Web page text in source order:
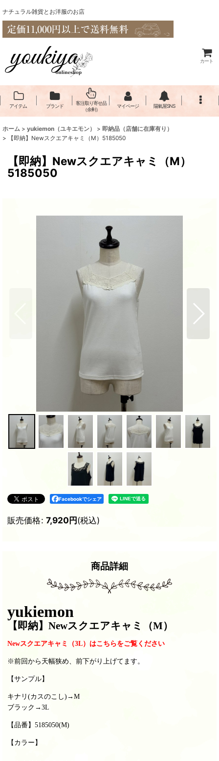
ナチュラル雑貨とお洋服のお店
カート
アイテム ブランド
客注取り寄せ品
（余剰）
マイページ 陽氣屋SNS
ホーム > yukiemon（ユキエモン） > 即納品（店舗に在庫有り）
>
【即納】Newスクエアキャミ（M）5185050
【即納】Newスクエアキャミ（M）
5185050
Facebookでシェア
販売価格: 7,920円(税込)
商品詳細
yukiemon
【即納】Newスクエアキャミ（M）
Newスクエアキャミ（3L）はこちらをご覧ください
※前回から天幅狭め、前下がり上げてます。
【サンプル】
キナリ(カスのこし)→M
ブラック→3L
【品番】5185050(M)
【カラー】